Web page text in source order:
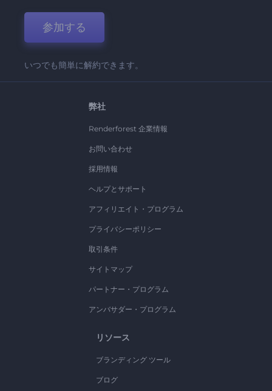
参加する
いつでも簡単に解約できます。
弊社
Renderforest 企業情報
お問い合わせ
採用情報
ヘルプとサポート
アフィリエイト・プログラム
プライバシーポリシー
取引条件
サイトマップ
パートナー・プログラム
アンバサダー・プログラム
リソース
ブランディング ツール
ブログ